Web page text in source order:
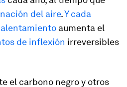
del aire.Y cada
aumenta el
de inflexión irreversibles
el carbono negro y otros